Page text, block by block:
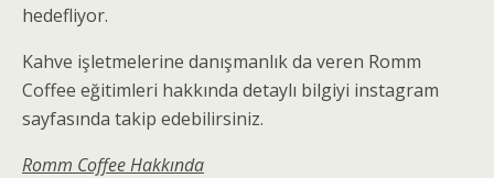
hedefliyor.
Kahve işletmelerine danışmanlık da veren Romm
Coffee eğitimleri hakkında detaylı bilgiyi instagram
sayfasında takip edebilirsiniz.
Romm Coffee Hakkında